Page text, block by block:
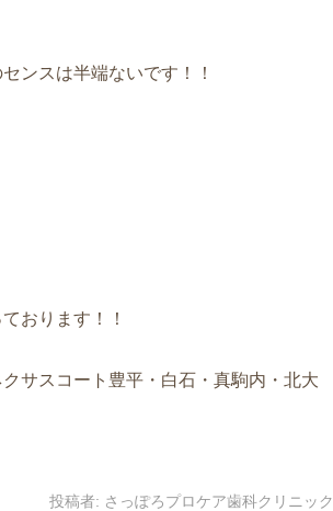
ンスは半端ないです！！
おります！！
サスコート豊平・白石・真駒内・北大
投稿者: さっぽろプロケア歯科クリニック